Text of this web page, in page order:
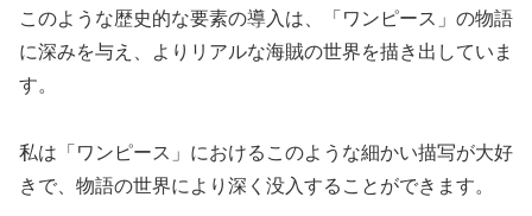
このような歴史的な要素の導入は、「ワンピース」の物語
に深みを与え、よりリアルな海賊の世界を描き出していま
す。
私は「ワンピース」におけるこのような細かい描写が大好
きで、物語の世界により深く没入することができます。